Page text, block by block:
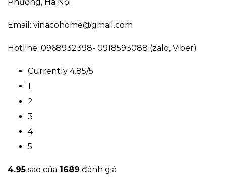
Email: vinacohome@gmail.com
Hotline: 0968932398- 0918593088 (zalo, Viber)
Currently 4.85/5
1
2
3
4
5
4.95 sao của 1689 đánh giá